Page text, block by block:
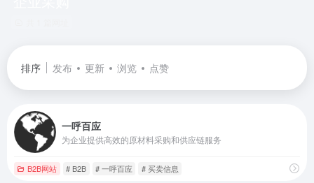
排序 发布 更新 浏览 点赞
一呼百应
为企业提供高效的原材料采购和供应链服务
B2B网站 # B2B # 一呼百应 # 买卖信息